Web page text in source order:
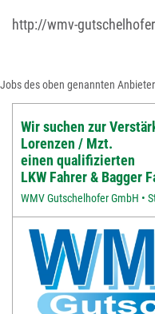
http://wmv-
Jobs des oben genannten
Wir suchen zur
Lorenzen / Mzt.
einen qualifizierten
LKW Fahrer & Bagger
WMV Gutschelhofer GmbH •